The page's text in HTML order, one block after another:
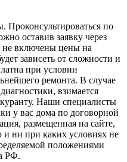
Проконсультироваться по
оставив заявку через
не включены цены на
зависеть от сложности и
при условии
ремонта. В случае
взимается
Наши специалисты
у вас дома по договорной
размещенная на сайте,
и ни при каких условиях не
положениями
РФ.